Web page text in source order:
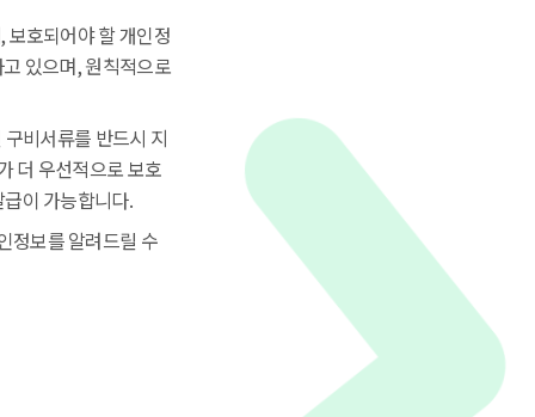
보호되어야 할 개인정
있으며, 원칙적으로
비서류를 반드시 지
더 우선적으로 보호
이 가능합니다.
정보를 알려드릴 수